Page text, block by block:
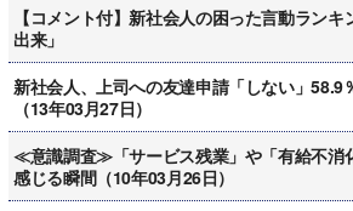
【コメント付】新社会人の困った言動ラン
出来」
新社会人、上司への友達申請「しない」58.9
（13年03月27日）
≪意識調査≫「サービス残業」や「有給不消
感じる瞬間（10年03月26日）